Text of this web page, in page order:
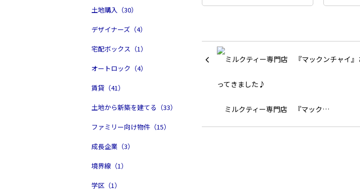
土地購入（30）
デザイナーズ（4）
宅配ボックス（1）
オートロック（4）
賃貸（41）
土地から新築を建てる（33）
ファミリー向け物件（15）
成長企業（3）
境界線（1）
学区（1）
ミルクティー専門店 『マック…